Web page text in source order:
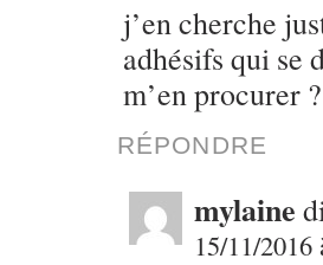
j’en cherche
adhésifs qui se
m’en procurer
RÉPONDRE
mylaine
15/11/